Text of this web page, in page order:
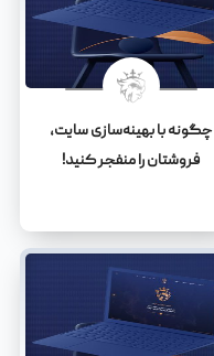
چگونه با بهینه‌سازی سایت،
فروشتان را منفجر کنید!